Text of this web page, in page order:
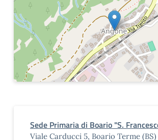
Sede Primaria di Boario "S.
Viale Carducci 5, Boario Terme (BS)